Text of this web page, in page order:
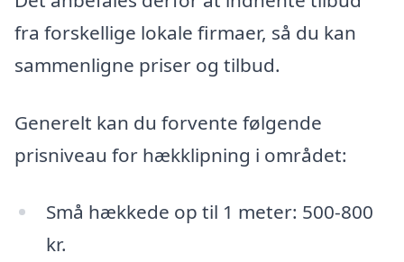
fra forskellige lokale firmaer, så du kan
sammenligne priser og tilbud.
Generelt kan du forvente følgende
prisniveau for hækklipning i området:
Små hækkede op til 1 meter: 500-800
kr.